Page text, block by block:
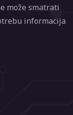
može smatrati
informacija